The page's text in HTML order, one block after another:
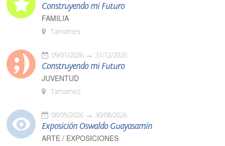
Construyendo mi Futuro
FAMILIA
Tamames
09/01/2026 31/12/2026
Construyendo mi Futuro
JUVENTUD
Tamames
08/05/2026 30/08/2026
Exposición Oswaldo Guayasamín
ARTE / EXPOSICIONES